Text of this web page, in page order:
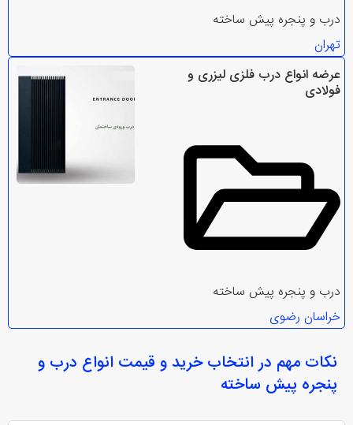
درب و پنجره پیش ساخته
تهران
عرضه انواع درب فلزی لیزری و
فولادی
درب و پنجره پیش ساخته
خراسان رضوی
نکات مهم در انتخابخرید و قیمت انواع درب و
پنجره پیش ساخته